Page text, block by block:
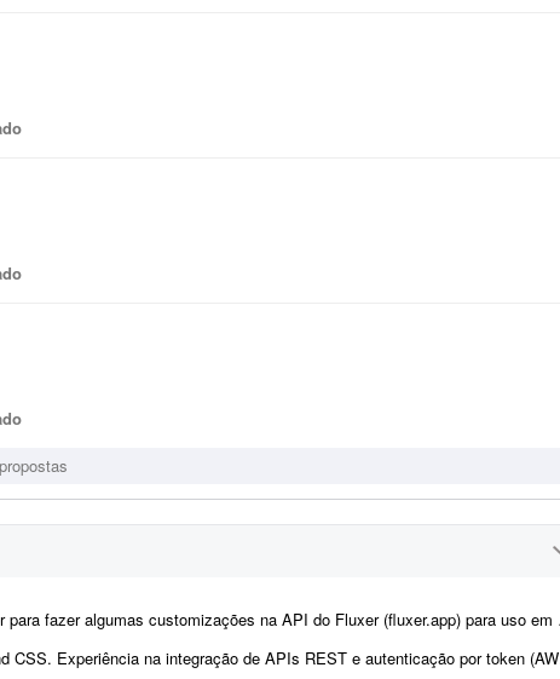
customizações na API do Fluxer (fluxer.app) para uso em um curso online. A ideia é manter praticamente toda a estrutura atual da plata...
na integração de APIs REST e autenticação por token (AWS Cognito é diferencial). O design j&aacut...